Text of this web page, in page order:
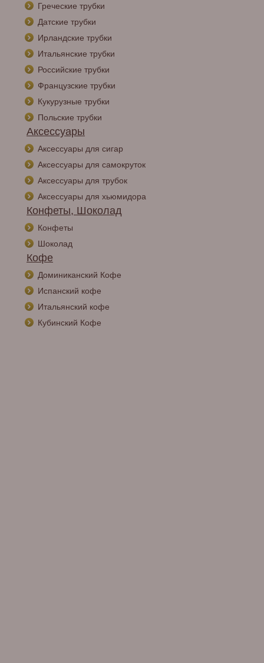
Греческие трубки
Датские трубки
Ирландские трубки
Итальянские трубки
Российские трубки
Французские трубки
Кукурузные трубки
Польские трубки
Аксессуары
Аксессуары для сигар
Аксессуары для самокруток
Аксессуары для трубок
Аксессуары для хьюмидора
Конфеты, Шоколад
Конфеты
Шоколад
Кофе
Доминиканский Кофе
Испанский кофе
Итальянский кофе
Кубинский Кофе